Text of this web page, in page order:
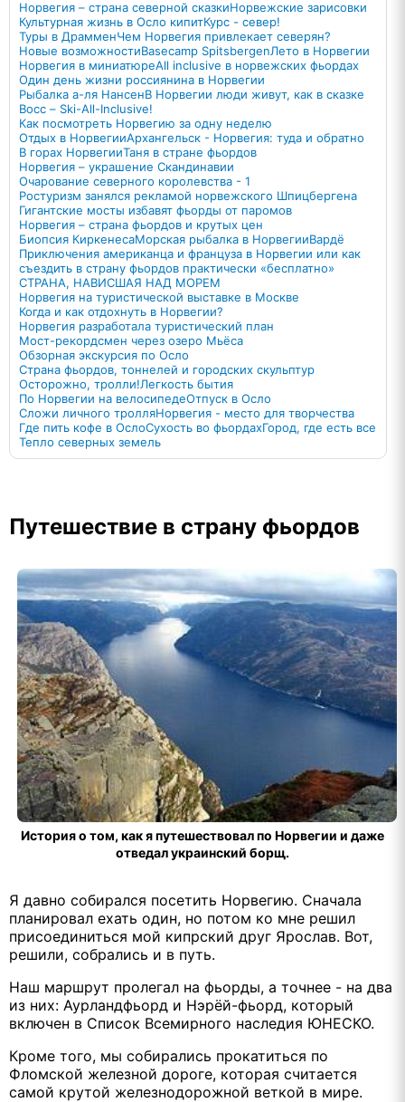
Норвегия – страна северной сказкиНорвежские зарисовки
Культурная жизнь в Осло кипитКурс - север!
Туры в ДрамменЧем Норвегия привлекает северян?
Новые возможностиBasecamp SpitsbergenЛето в Норвегии
Норвегия в миниатюреAll inclusive в норвежских фьордах
Один день жизни россиянина в Норвегии
Рыбалка а-ля НансенВ Норвегии люди живут, как в сказке
Восс – Ski-All-Inclusive!
Как посмотреть Норвегию за одну неделю
Отдых в НорвегииАрхангельск - Норвегия: туда и обратно
В горах НорвегииТаня в стране фьордов
Норвегия – украшение Скандинавии
Очарование северного королевства - 1
Ростуризм занялся рекламой норвежского Шпицбергена
Гигантские мосты избавят фьорды от паромов
Норвегия – страна фьордов и крутых цен
Биопсия КиркенесаМорская рыбалка в НорвегииВардё
Приключения американца и француза в Норвегии или как
съездить в страну фьордов практически «бесплатно»
СТРАНА, НАВИСШАЯ НАД МОРЕМ
Норвегия на туристической выставке в Москве
Когда и как отдохнуть в Норвегии?
Норвегия разработала туристический план
Мост-рекордсмен через озеро Мьёса
Обзорная экскурсия по Осло
Страна фьордов, тоннелей и городских скульптур
Осторожно, тролли!Легкость бытия
По Норвегии на велосипедеОтпуск в Осло
Сложи личного тролляНорвегия - место для творчества
Где пить кофе в ОслоСухость во фьордахГород, где есть все
Тепло северных земель
Путешествие в страну фьордов
История о том, как я путешествовал по Норвегии и даже
отведал украинский борщ.
Я давно собирался посетить Норвегию. Сначала
планировал ехать один, но потом ко мне решил
присоединиться мой кипрский друг Ярослав. Вот,
решили, собрались и в путь.
Наш маршрут пролегал на фьорды, а точнее - на два
из них: Аурландфьорд и Нэрёй-фьорд, который
включен в Список Всемирного наследия ЮНЕСКО.
Кроме того, мы собирались прокатиться по
Фломской железной дороге, которая считается
самой крутой железнодорожной веткой в мире.